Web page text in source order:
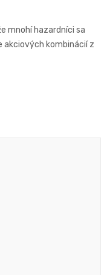
mnohí hazardníci sa
akciových kombinácií z